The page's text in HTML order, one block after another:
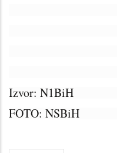
Izvor: N1BiH
FOTO: NSBiH